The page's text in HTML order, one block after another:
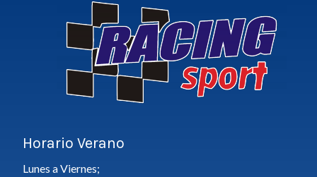
Horario Verano
Lunes a Viernes;